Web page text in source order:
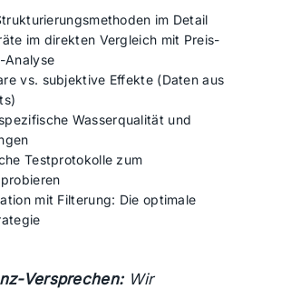
im Detail
im direkten Vergleich mit Preis-
Analyse
vs. subjektive Effekte (Daten aus
Wasserqualität und
Testprotokolle zum
mit Filterung: Die optimale
Versprechen:Wir